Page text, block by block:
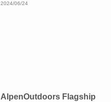
2024/06/24
AlpenOutdoors Flagship